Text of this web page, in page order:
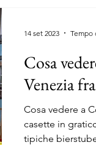
Cosa
Venezia
Cosa vedere a
casette in
tipiche
14 set 2023 Tempo